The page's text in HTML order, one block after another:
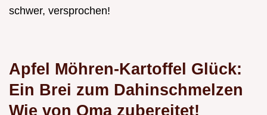
schwer, versprochen!
Apfel Möhren-Kartoffel Glück:
Ein Brei zum Dahinschmelzen
Wie von Oma zubereitet!